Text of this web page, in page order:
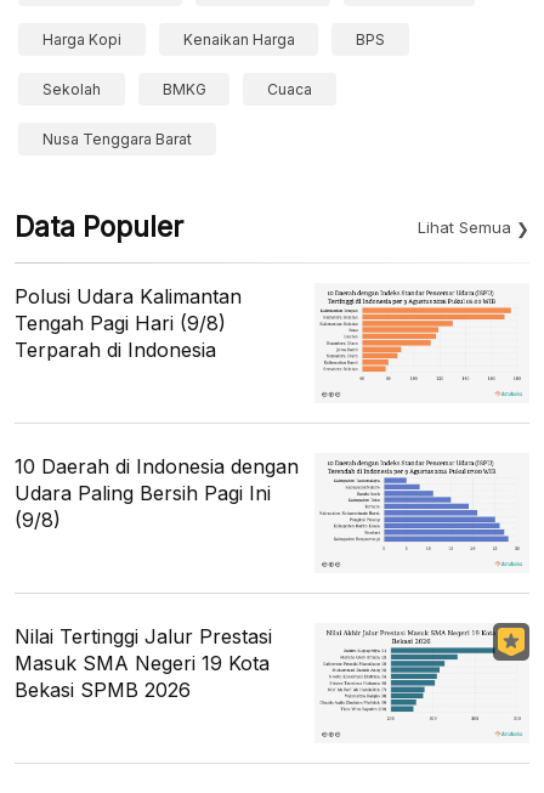
Harga Kopi Kenaikan Harga BPS
Sekolah BMKG Cuaca
Nusa Tenggara Barat
Data Populer Lihat Semua
Polusi Udara Kalimantan
Tengah Pagi Hari (9/8)
Terparah di Indonesia
10 Daerah di Indonesia dengan
Udara Paling Bersih Pagi Ini
(9/8)
Nilai Tertinggi Jalur Prestasi
Masuk SMA Negeri 19 Kota
Bekasi SPMB 2026